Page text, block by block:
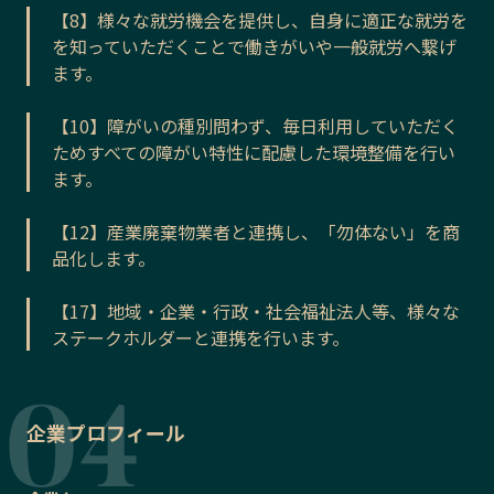
【8】様々な就労機会を提供し、自身に適正な就労を
を知っていただくことで働きがいや一般就労へ繋げ
ます。
【10】障がいの種別問わず、毎日利用していただく
ためすべての障がい特性に配慮した環境整備を行い
ます。
【12】産業廃棄物業者と連携し、「勿体ない」を商
品化します。
【17】地域・企業・行政・社会福祉法人等、様々な
ステークホルダーと連携を行います。
企業プロフィール